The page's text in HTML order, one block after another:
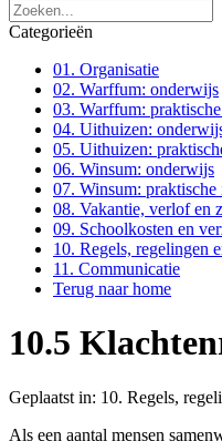
Categorieën
01. Organisatie
02. Warffum: onderwijs
03. Warffum:
04. Uithuizen:
05. Uithuizen:
06. Winsum: onderwijs
07. Winsum:
08. Vakantie, verlof en
09. Schoolkosten en
10. Regels, regelingen
11. Communicatie
Terug naar home
10.5
Geplaatst in: 10. Regels,
Als een aantal mensen